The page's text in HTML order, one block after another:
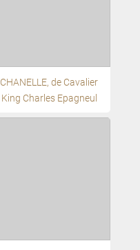
CHANELLE, de Cavalier
King Charles Epagneul